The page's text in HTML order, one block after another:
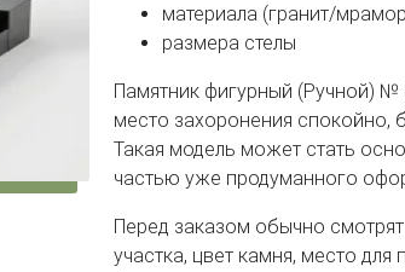
материала (гранит/
размера стелы
Памятник фигурный (Ручной) №
место захоронения спокойно,
Такая модель может стать
частью уже продуманного
Перед заказом обычно
участка, цвет камня, место для